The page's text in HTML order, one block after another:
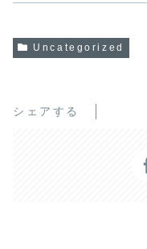
Uncategorized
シェアする